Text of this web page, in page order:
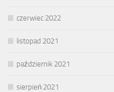
czerwiec 2022
listopad 2021
październik 2021
sierpień 2021